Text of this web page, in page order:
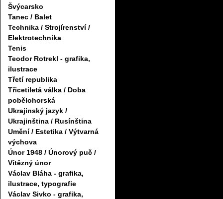
Švýcarsko
Tanec / Balet
Technika / Strojírenství /
Elektrotechnika
Tenis
Teodor Rotrekl - grafika,
ilustrace
Třetí republika
Třicetiletá válka / Doba
pobělohorská
Ukrajinský jazyk /
Ukrajinština / Rusínština
Umění / Estetika / Výtvarná
výchova
Únor 1948 / Únorový puč /
Vítězný únor
Václav Bláha - grafika,
ilustrace, typografie
Václav Sivko - grafika,